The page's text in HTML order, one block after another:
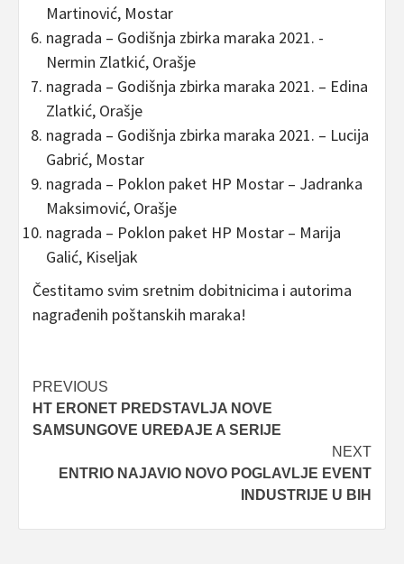
Martinović, Mostar
nagrada – Godišnja zbirka maraka 2021. -
Nermin Zlatkić, Orašje
nagrada – Godišnja zbirka maraka 2021. – Edina
Zlatkić, Orašje
nagrada – Godišnja zbirka maraka 2021. – Lucija
Gabrić, Mostar
nagrada – Poklon paket HP Mostar – Jadranka
Maksimović, Orašje
nagrada – Poklon paket HP Mostar – Marija
Galić, Kiseljak
Čestitamo svim sretnim dobitnicima i autorima
nagrađenih poštanskih maraka!
Post
navigation
PREVIOUS
HT ERONET PREDSTAVLJA NOVE
SAMSUNGOVE UREĐAJE A SERIJE
NEXT
ENTRIO NAJAVIO NOVO POGLAVLJE EVENT
INDUSTRIJE U BIH